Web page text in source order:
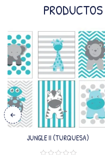
JUNGLE II (TURQUESA)